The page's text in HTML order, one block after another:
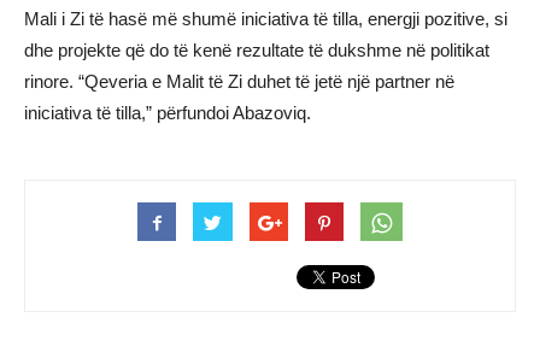
Mali i Zi të hasë më shumë iniciativa të tilla, energji pozitive, si
dhe projekte që do të kenë rezultate të dukshme në politikat
rinore. “Qeveria e Malit të Zi duhet të jetë një partner në
iniciativa të tilla,” përfundoi Abazoviq.